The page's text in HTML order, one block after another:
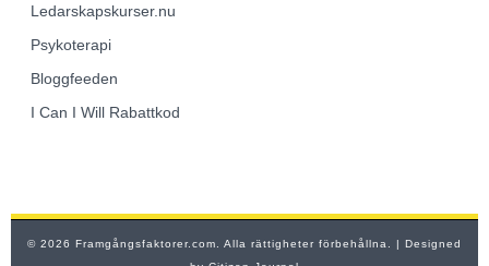
Ledarskapskurser.nu
Psykoterapi
Bloggfeeden
I Can I Will Rabattkod
© 2026 Framgångsfaktorer.com. Alla rättigheter förbehållna. | Designed